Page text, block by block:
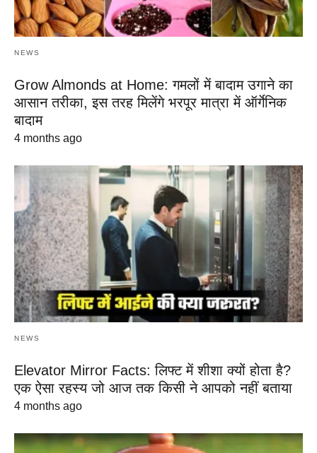
NEWS
Grow Almonds at Home: गमलों में बादाम उगाने का
आसान तरीका, इस तरह मिलेंगे भरपूर मात्रा में ऑर्गेनिक
बादाम
4 months ago
NEWS
Elevator Mirror Facts: लिफ्ट में शीशा क्यों होता है?
एक ऐसा रहस्य जो आज तक किसी ने आपको नहीं बताया
4 months ago